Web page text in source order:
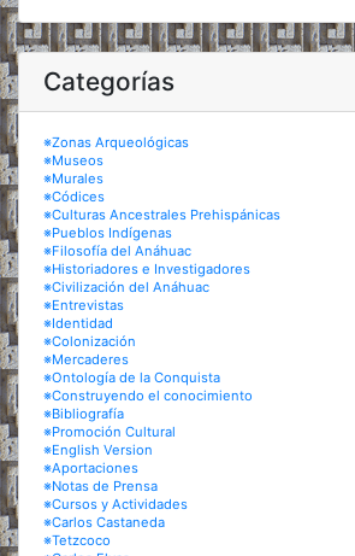
Categorías
※Zonas Arqueológicas
※Museos
※Murales
※Códices
※Culturas Ancestrales Prehispánicas
※Pueblos Indígenas
※Filosofía del Anáhuac
※Historiadores e Investigadores
※Civilización del Anáhuac
※Entrevistas
※Identidad
※Colonización
※Mercaderes
※Ontología de la Conquista
※Construyendo el conocimiento
※Bibliografía
※Promoción Cultural
※English Version
※Aportaciones
※Notas de Prensa
※Cursos y Actividades
※Carlos Castaneda
※Tetzcoco